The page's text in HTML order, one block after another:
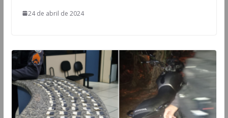
24 de abril de 2024